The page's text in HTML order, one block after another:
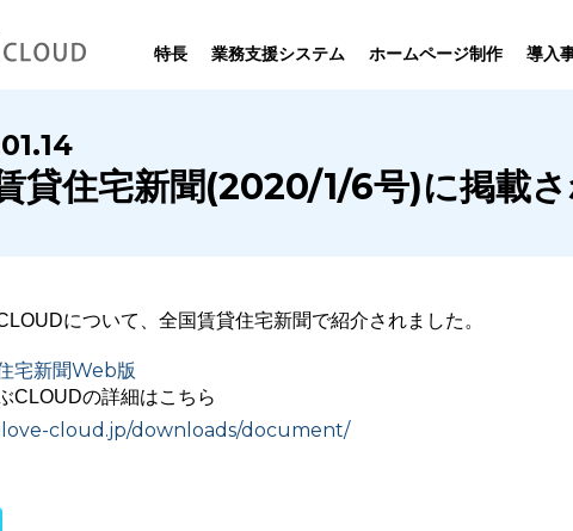
特長 業務支援システム
は不動産業務を
ています。
業務向け機能
売買仲介
業務向け機能
ホームページ制作
客用ホームページを
化して制作しています。
制作について
導入
を実際にご利用の
制作実績のご紹介です。
ユーザーイン
や不動産業界に関する
ウハウをお伝えします。
ニュース一覧
貸住宅新聞(2020/1/6号)に掲載
について、全国賃貸住宅新聞で紹介されました。
宅新聞Web版
CLOUDの詳細はこちら
cloud.jp/downloads/document/